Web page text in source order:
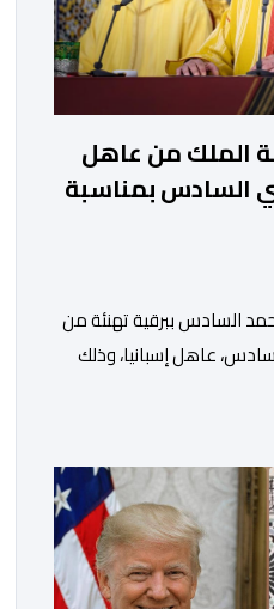
الملك من عاهل
السادس بمناسبة
السادس ببرقية تهنئة من
عاهل إسبانيا، وذلك
الإسبانيين، عن أحر
والصحة لشقيقه جلالة
للشعب المغربي. […]